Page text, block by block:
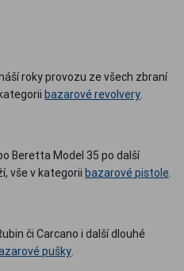
roky provozu ze všech zbraní
bazarové revolvery.
Beretta Model 35 po další
vše v kategorii bazarové pistole.
či Carcano i další dlouhé
pušky.